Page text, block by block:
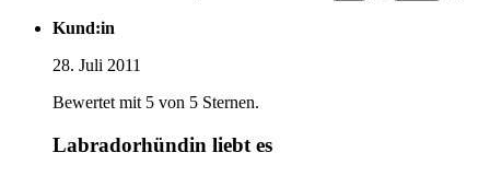
Kund:in
28. Juli 2011
Bewertet mit 5 von 5 Sternen.
Labradorhündin liebt es